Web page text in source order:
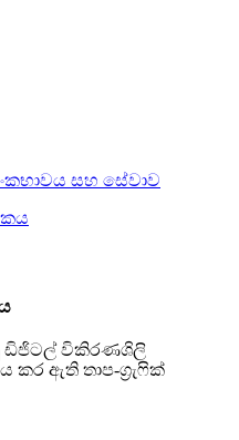
සහ සේවාව
ඩිජිටල් විකිරණශිලි
ඇති තාප-ග්‍රැෆික්